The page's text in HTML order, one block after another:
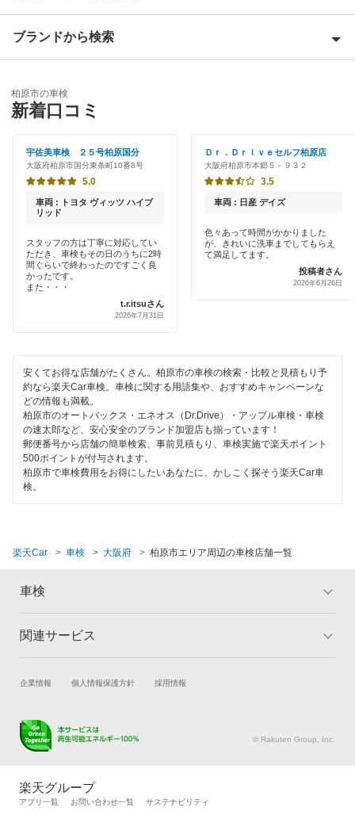
泉佐野市
和泉市
茨木市
大阪狭山市
貝塚市
交野市
門真市
河内長野市
吹田市
摂津市
泉南郡
泉南市
大東市
高槻市
豊中市
寝屋川市
阪南市
Award 受賞店
特典あり
新車初回割りあり
早割りあり
土日祝OK
ハイブリッド車OK
EV車OK
120分以内の車検
1日車検
整備保証
1級整備士在籍
ブランドから検索
「車検の速太郎」
アップル車検
オートバックス
チャレンジ車検
出光リテール車検
伊藤忠エネクス
車検のコバック
キグナス車検
トヨタディーラー
柏原市の車検
新着口コミ
宇佐美車検 ２５号柏原国分
大阪府柏原市国分東条町10番8号
5.0
車両 : トヨタ ヴィッツ ハイブ
リッド
スタッフの方は丁寧に対応してい
ただき、車検もその日のうちに2時
間ぐらいで終わったのですごく良
かったです。
また・・・
t.r.itsuさん
2026年7月31日
Ｄｒ．Ｄｒｉｖｅセルフ柏原店
大阪府柏原市本郷５－９３２
3.5
車両 : 日産 デイズ
色々あって時間がかかりました
が、きれいに洗車までしてもらえ
て満足してます。
投稿者さん
2026年6月26日
安くてお得な店舗がたくさん。柏原市の車検の検索・比較と見積もり予
約なら楽天Car車検。車検に関する用語集や、おすすめキャンペーンな
どの情報も満載。
柏原市のオートバックス・エネオス（Dr.Drive）・アップル車検・車検
の速太郎など、安心安全のブランド加盟店も揃っています！
郵便番号から店舗の簡単検索、事前見積もり、車検実施で楽天ポイント
500ポイントが付与されます。
柏原市で車検費用をお得にしたいあなたに、かしこく探そう楽天Car車
検。
楽天Car 車検 大阪府 柏原市エリア周辺の車検店舗一覧
車検
トップ
車検の基礎知識 キャンペーン一覧
関連サービス
試乗・商談 新車購入
キズ修理予約
メンテナンス管理
タイヤ交換サービス
自動車カタログ 自動車保険
企業情報 個人情報保護方針 採用情報
© Rakuten Group, Inc.
楽天グループ
アプリ一覧 お問い合わせ一覧 サステナビリティ